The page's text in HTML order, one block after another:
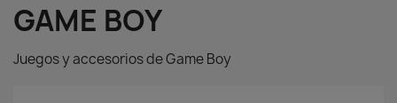
GAME BOY
Juegos y accesorios de Game Boy